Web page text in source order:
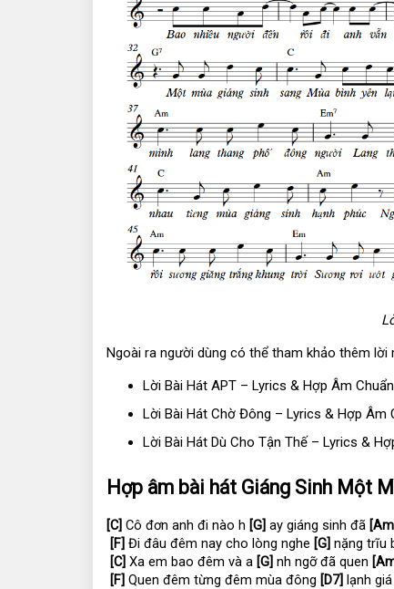
Ngoài ra người dùng có thể tham khảo thêm
Lời Bài Hát APT – Lyrics & Hợp Âm
Lời Bài Hát Chờ Đông – Lyrics & Hợp Âm
Lời Bài Hát Dù Cho Tận Thế – Lyrics &
Hợp âm bài hát Giáng Sinh Một
[C] Cô đơn anh đi nào h [G] ay giáng sinh đã
[F] Đi đâu đêm nay cho lòng nghe [G] nặng trĩu
[C] Xa em bao đêm và a [G] nh ngỡ đã quen
[F] Quen đêm từng đêm mùa đông [D7] lạnh giá